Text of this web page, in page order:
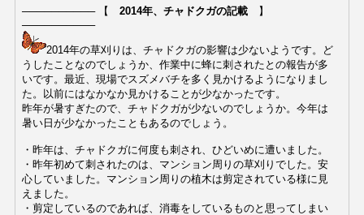
────────── 【 2014年、チャドクガの記載】
──────────
2014年の草刈りは、チャドクガの影響は少ないようです。ど
うしたことなのでしょうか、作業中に蜂に刺されたとの報告が多
いです。最近、現場でスズメバチを多く見かけるようになりまし
た。以前にはなかなか見かけることが少なかったです。
昨年が暑すぎたので、チャドクガが少ないのでしょうか。今年は
暑い日が少なかったこともあるのでしょう。
・ 昨年は、チャドクガに何度も刺され、ひどいめに遭いました。
・昨年初めて刺されたのは、マンション周りの草刈りでした。安
心していました。マンション周りの植木は剪定されている様に見
えました。
・剪定しているのであれば、消毒をしているものと思ってしまい